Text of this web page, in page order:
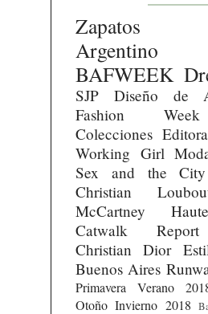
Zapatos
Argentino
BAFWEEK
SJP Diseño de
Fashion Week
Colecciones
Working Girl
Sex and the City
Christian
McCartney
Catwalk Report
Christian Dior
Buenos Aires
Primavera Verano
Otoño Invierno 2018